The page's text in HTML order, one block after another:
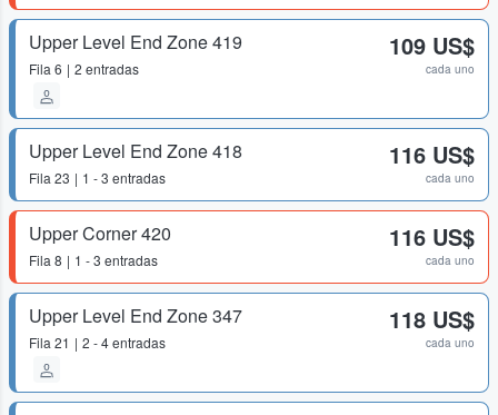
Upper Level End Zone 419
Fila 6 2 entradas
109 US$
cada uno
Upper Level End Zone 418
Fila 23 1 - 3 entradas
116 US$
cada uno
Upper Corner 420
Fila 8 1 - 3 entradas
116 US$
cada uno
Upper Level End Zone 347
Fila 21 2 - 4 entradas
118 US$
cada uno